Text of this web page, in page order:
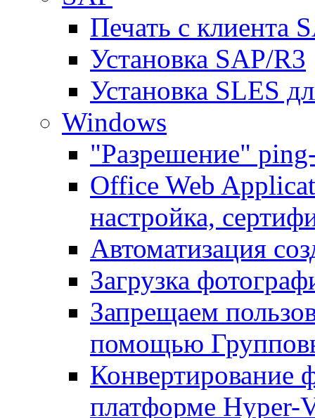
Печать с клиента
Установка SAP/R3
Установка SLES
Windows
"Разрешение"
Office Web
настройка,
Автоматизация
Загрузка
Запрещаем
помощью
Конвертирование
платформе Hyper-